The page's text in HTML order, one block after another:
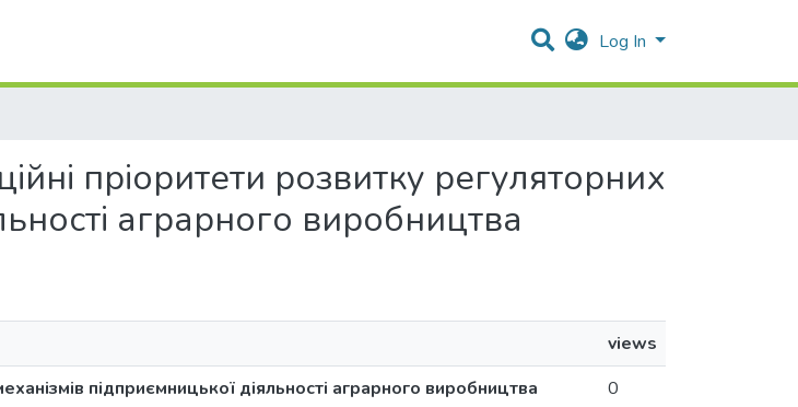
Log In
пріоритети розвитку регуляторних
аграрного виробництва
views
підприємницької діяльності аграрного виробництва
0